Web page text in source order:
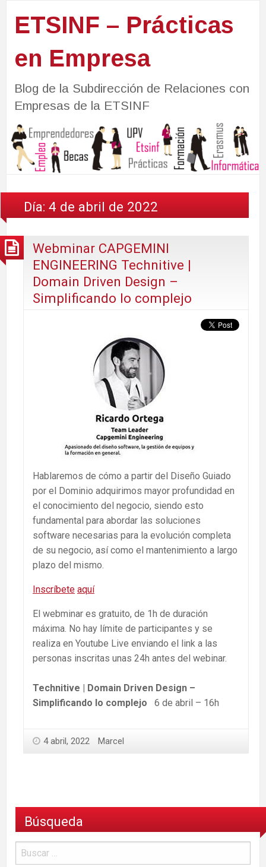
ETSINF – Prácticas
en Empresa
Blog de la Subdirección de Relaciones con
Empresas de la ETSINF
Día:4 de abril de 2022
Webminar CAPGEMINI
ENGINEERING Technitive |
Domain Driven Design –
Simplificando lo complejo
Hablaremos de cómo a partir del Diseño Guiado
por el Dominio adquirimos mayor profundidad en
el conocimiento del negocio, siendo esto
fundamental para abordar las soluciones
software necesarias para la evolución completa
de su negocio, así como el mantenimiento a largo
plazo del mismo.
Inscríbete aquí
El webminar es gratuito, de 1h de duración
máxima. No hay límite de participantes y se
realiza en Youtube Live enviando el link a las
personas inscritas unas 24h antes del webinar.
Technitive | Domain Driven Design –
Simplificando lo complejo 6 de abril – 16h
4 abril, 2022 Marcel
Búsqueda